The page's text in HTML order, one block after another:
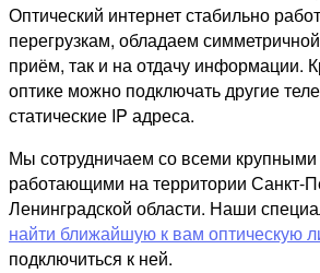
Оптический интернет стабильно
перегрузкам, обладаем
приём, так и на отдачу информации.
оптике можно подключать другие
статические IP адреса.
Мы сотрудничаем со всеми
работающими на территории Санкт-
Ленинградской области. Наши
найти ближайшую к вам оптическую
подключиться к ней.